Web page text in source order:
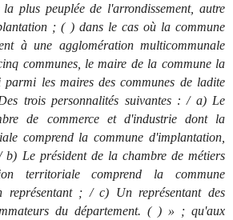
plus peuplée de l'arrondissement, autre
; ( ) dans le cas où la commune
à une agglomération multicommunale
communes, le maire de la commune la
parmi les maires des communes de ladite
trois personnalités suivantes : / a) Le
de commerce et d'industrie dont la
comprend la commune d'implantation,
b) Le président de la chambre de métiers
territoriale comprend la commune
représentant ; / c) Un représentant des
du département. ( ) » ; qu'aux